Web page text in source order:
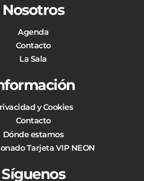
Nosotros
Agenda
Contacto
La Sala
y Cookies
Contacto
Dónde estamos
Tarjeta VIP NEON
Síguenos